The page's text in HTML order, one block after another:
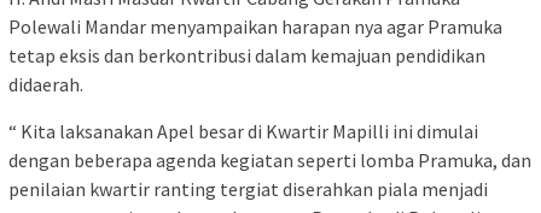
Polewali Mandar menyampaikan harapan nya agar Pramuka
tetap eksis dan berkontribusi dalam kemajuan pendidikan
didaerah.
“ Kita laksanakan Apel besar di Kwartir Mapilli ini dimulai
dengan beberapa agenda kegiatan seperti lomba Pramuka, dan
penilaian kwartir ranting tergiat diserahkan piala menjadi